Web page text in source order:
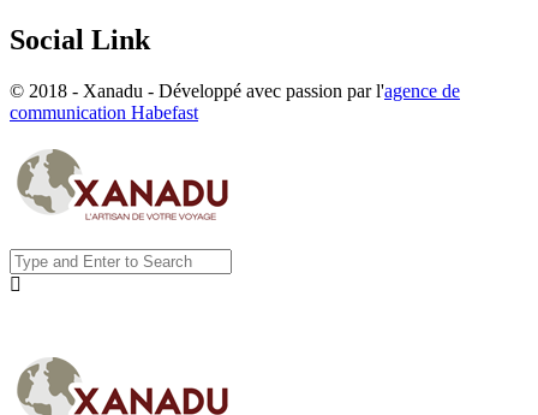
Social Link
© 2018 - Xanadu - Développé avec passion par l'agence de
communication Habefast